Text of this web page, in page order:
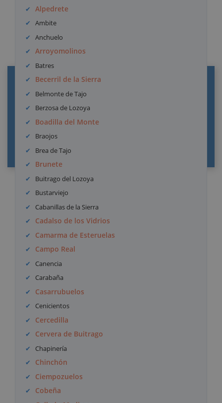
REGISTROS CIVILES DE MADRID PROVINCIA
Información de contacto sobre los Registros
Civiles de Madrid Provincia. Funciones y
tramitación de documentos oficiales
Alpedrete
Ambite
Anchuelo
Arroyomolinos
Batres
Becerril de la Sierra
Belmonte de Tajo
Berzosa de Lozoya
Boadilla del Monte
Braojos
Brea de Tajo
Brunete
Buitrago del Lozoya
Bustarviejo
Cabanillas de la Sierra
Cadalso de los Vidrios
Camarma de Esteruelas
Campo Real
Canencia
Carabaña
Casarrubuelos
Cenicientos
Cercedilla
Cervera de Buitrago
Chapinería
Chinchón
Ciempozuelos
Cobeña